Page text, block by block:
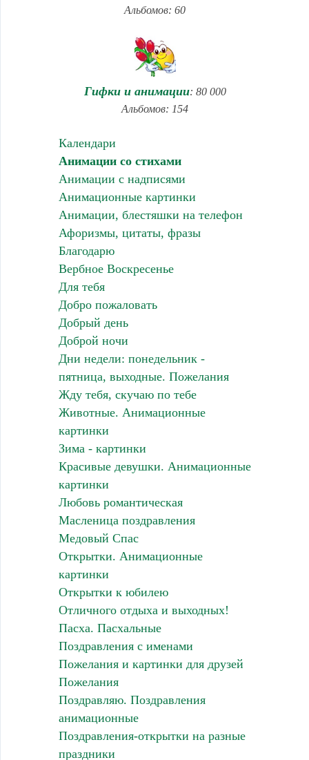
Альбомов: 60
Гифки и анимации: 80 000
Альбомов: 154
Календари
Анимации со стихами
Анимации с надписями
Анимационные картинки
Анимации, блестяшки на телефон
Афоризмы, цитаты, фразы
Благодарю
Вербное Воскресенье
Для тебя
Добро пожаловать
Добрый день
Доброй ночи
Дни недели: понедельник -
пятница, выходные. Пожелания
Жду тебя, скучаю по тебе
Животные. Анимационные
картинки
Зима - картинки
Красивые девушки. Анимационные
картинки
Любовь романтическая
Масленица поздравления
Медовый Спас
Открытки. Анимационные
картинки
Открытки к юбилею
Отличного отдыха и выходных!
Пасха. Пасхальные
Поздравления с именами
Пожелания и картинки для друзей
Пожелания
Поздравляю. Поздравления
анимационные
Поздравления-открытки на разные
праздники